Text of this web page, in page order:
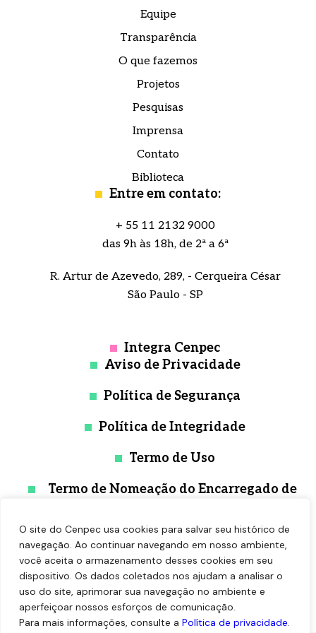
O site do Cenpec usa cookies para salvar seu histórico de
navegação. Ao continuar navegando em nosso ambiente,
você aceita o armazenamento desses cookies em seu
dispositivo. Os dados coletados nos ajudam a analisar o
uso do site, aprimorar sua navegação no ambiente e
aperfeiçoar nossos esforços de comunicação.
Para mais informações, consulte a Política de privacidade.
Equipe
Transparência
O que fazemos
Projetos
Pesquisas
Imprensa
Contato
Biblioteca
Entre em contato:
+ 55 11 2132 9000
das 9h às 18h, de 2ª a 6ª
R. Artur de Azevedo, 289, - Cerqueira César
São Paulo - SP
Integra Cenpec
Aviso de Privacidade
Política de Segurança
Política de Integridade
Termo de Uso
Termo de Nomeação do Encarregado de